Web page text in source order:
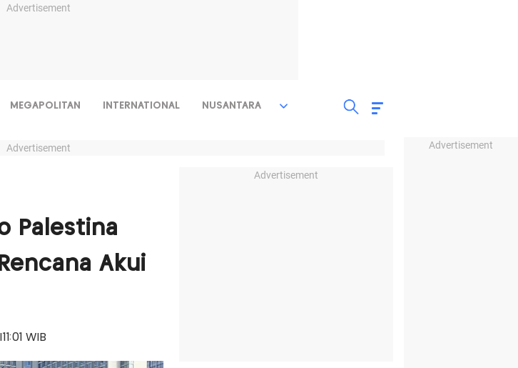
Advertisement
Advertisement
MEGAPOLITAN INTERNATIONAL NUSANTARA
Advertisement
Palestina
Akui
WIB
Advertisement